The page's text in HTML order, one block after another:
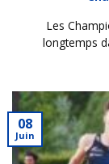
Les
longtemps
08
Juin